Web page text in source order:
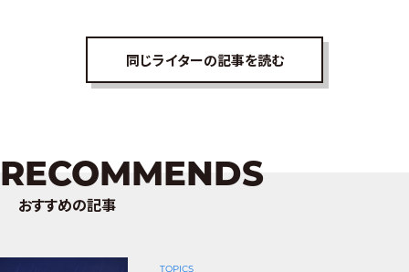
同じライターの記事を読む
RECOMMENDS
おすすめの記事
TOPICS